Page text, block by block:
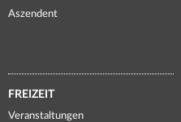
Aszendent
FREIZEIT
Veranstaltungen